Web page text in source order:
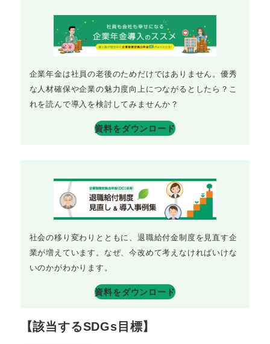
企業年金は社員の老後のためだけではありません。優秀
な人材確保や企業の魅力度向上につながるとしたら？こ
れを読んで導入を検討してみませんか？
資料をダウンロード
社会の移り変わりとともに、退職給付金制度を見直す企
業が増えています。なぜ、今改めて考えなければいけな
いのかがわかります。
資料をダウンロード
【該当するSDGs目標】